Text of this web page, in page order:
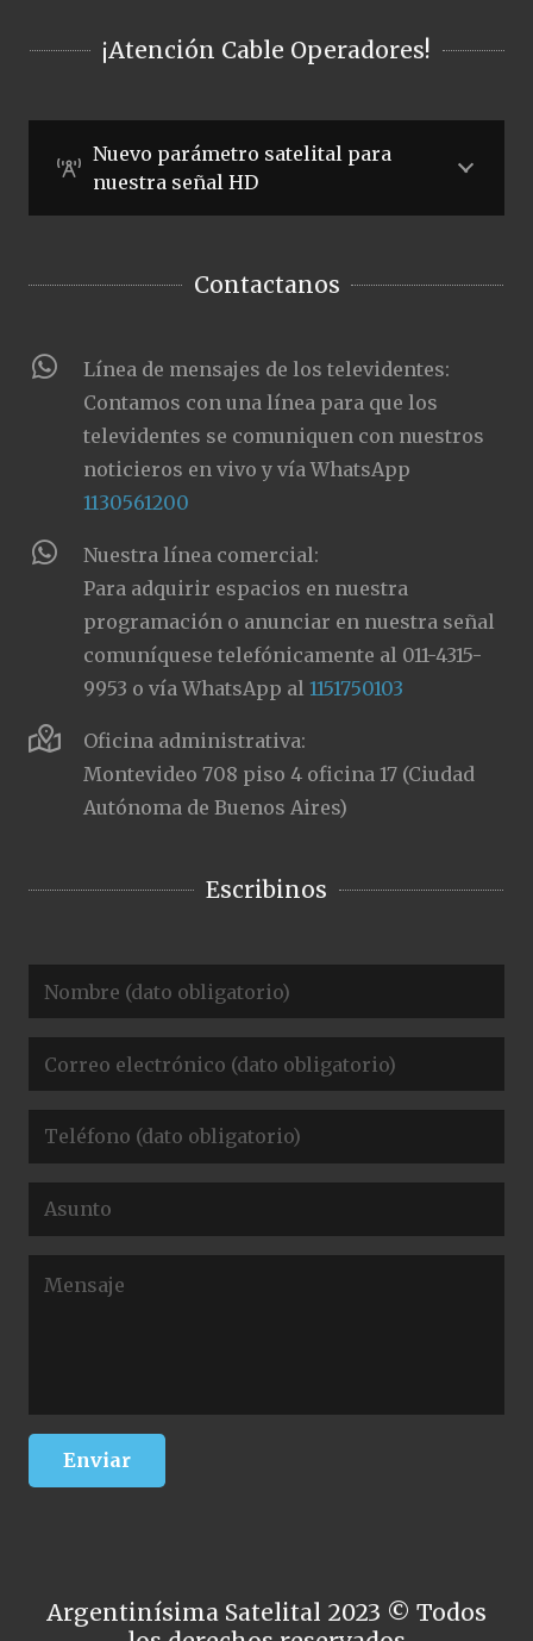
¡Atención Cable Operadores!
Nuevo parámetro satelital para
nuestra señal HD
Contactanos
Línea de mensajes de los televidentes:
Contamos con una línea para que los
televidentes se comuniquen con nuestros
noticieros en vivo y vía WhatsApp
1130561200
Nuestra línea comercial:
Para adquirir espacios en nuestra
programación o anunciar en nuestra señal
comuníquese telefónicamente al 011-4315-
9953 o vía WhatsApp al1151750103
Oficina administrativa:
Montevideo 708 piso 4 oficina 17 (Ciudad
Autónoma de Buenos Aires)
Escribinos
Argentinísima Satelital 2023 © Todos